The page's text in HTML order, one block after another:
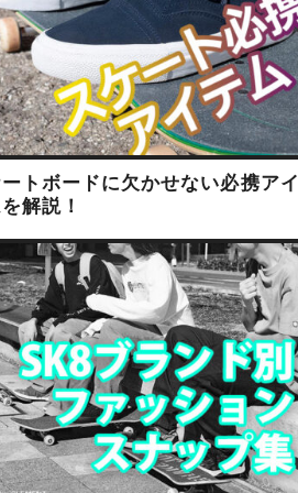
トボードに欠かせない必携アイ
解説！